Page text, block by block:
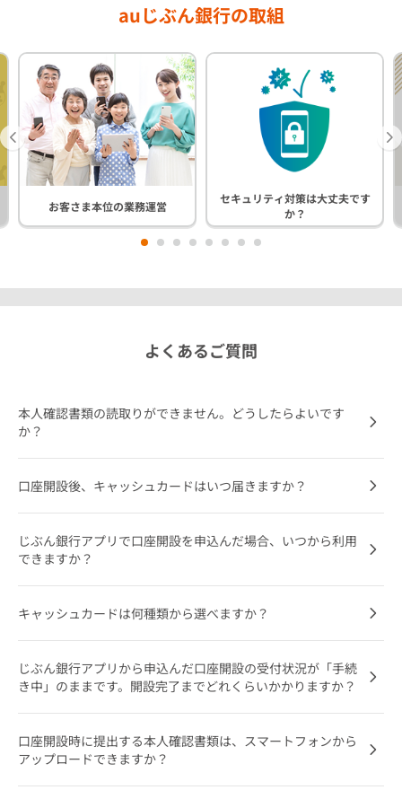
auじぶん銀行の取組
お客さま本位の業務運営
セキュリティ対策は大丈夫です
か？
2 3 4 5 6 7 8
よくあるご質問
本人確認書類の読取りができません。どうしたらよいです
か？
口座開設後、キャッシュカードはいつ届きますか？
じぶん銀行アプリで口座開設を申込んだ場合、いつから利用
できますか？
キャッシュカードは何種類から選べますか？
じぶん銀行アプリから申込んだ口座開設の受付状況が「手続
き中」のままです。開設完了までどれくらいかかりますか？
口座開設時に提出する本人確認書類は、スマートフォンから
アップロードできますか？